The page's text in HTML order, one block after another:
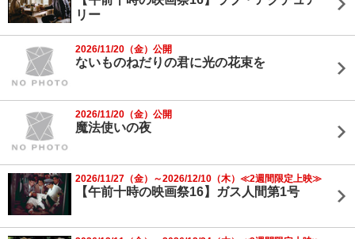
リー
2026/11/20（金）公開
ないものねだりの君に光の花束を
2026/11/20（金）公開
魔法使いの夜
2026/11/27（金）～2026/12/10（木）≪2週間限定上映≫
【午前十時の映画祭16】ガス人間第1号